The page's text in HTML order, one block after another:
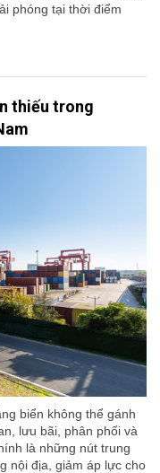
phóng tại thời điểm
thiếu trong
biển không thể gánh
lưu bãi, phân phối và
là những nút trung
nội địa, giảm áp lực cho